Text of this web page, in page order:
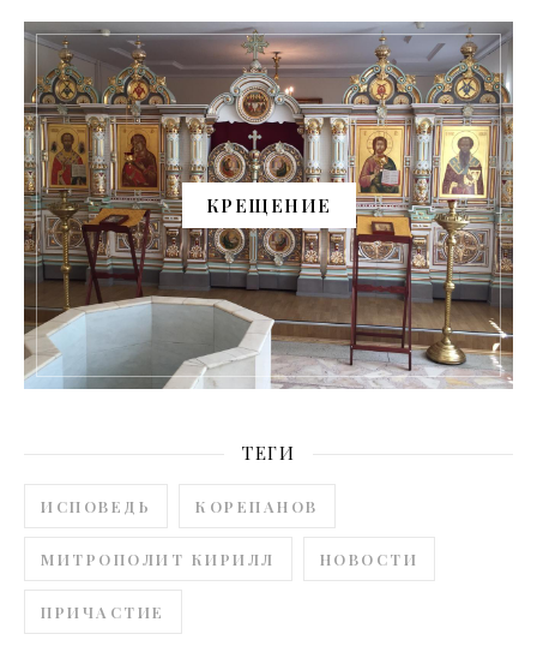
КРЕЩЕНИЕ
ТЕГИ
ИСПОВЕДЬ КОРЕПАНОВ
МИТРОПОЛИТ КИРИЛЛ НОВОСТИ
ПРИЧАСТИЕ